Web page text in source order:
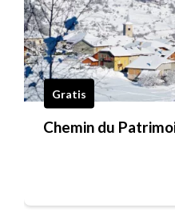
Gratis
Chemin du